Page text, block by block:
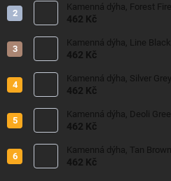
Kamenná dýha, Forest
462 Kč
Kamenná dýha, Line
462 Kč
Kamenná dýha, Silver
462 Kč
Kamenná dýha, Deoli
462 Kč
Kamenná dýha, Tan
462 Kč